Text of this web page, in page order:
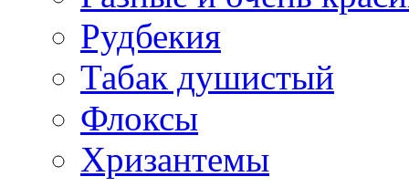
Рудбекия
Табак душистый
Флоксы
Хризантемы